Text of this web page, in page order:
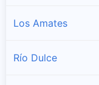
Los Amates
Río Dulce